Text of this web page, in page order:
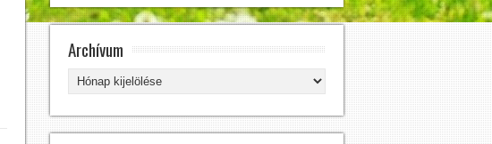
Archívum
Archívum